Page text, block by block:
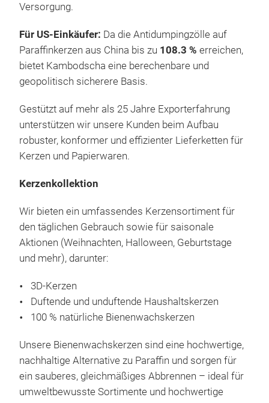
Versorgung.
Für US‑Einkäufer: Da die Antidumpingzölle auf
Paraffinkerzen aus China bis zu 108.3 % erreichen,
bietet Kambodscha eine berechenbare und
geopolitisch sicherere Basis.
Gestützt auf mehr als 25 Jahre Exporterfahrung
unterstützen wir unsere Kunden beim Aufbau
robuster, konformer und effizienter Lieferketten für
Kerzen und Papierwaren.
Kerzenkollektion
Wir bieten ein umfassendes Kerzensortiment für
den täglichen Gebrauch sowie für saisonale
Aktionen (Weihnachten, Halloween, Geburtstage
und mehr), darunter:
3D‑Kerzen
Duftende und unduftende Haushaltskerzen
100 % natürliche Bienenwachskerzen
Unsere Bienenwachskerzen sind eine hochwertige,
nachhaltige Alternative zu Paraffin und sorgen für
ein sauberes, gleichmäßiges Abbrennen – ideal für
umweltbewusste Sortimente und hochwertige